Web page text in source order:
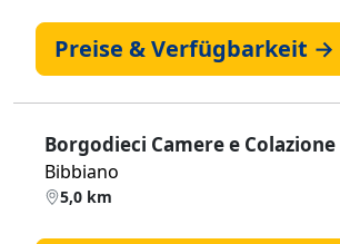
Preise & Verfügbarkeit →
Borgodieci Camere e Colazione
Bibbiano
5,0 km